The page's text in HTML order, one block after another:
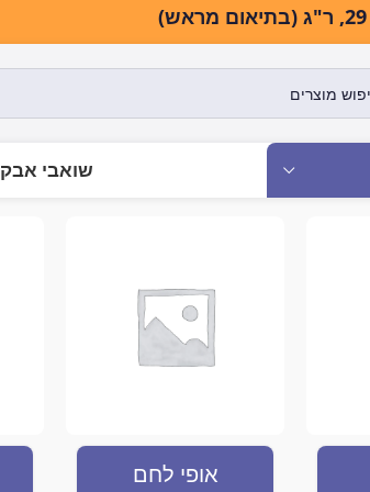
שואבי אבק
אופי לחם